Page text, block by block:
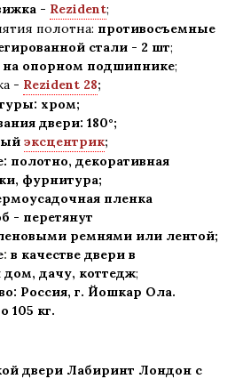
- Rezident;
полотна: противосъемные
стали - 2 шт;
на опорном подшипнике;
- Rezident 28;
хром;
двери: 180°;
эксцентрик;
полотно, декоративная
фурнитура;
пленка
- перетянут
ремнями или лентой;
: в качестве двери в
дом, дачу, коттедж;
Россия, г. Йошкар Ола.
105 кг.
двери Лабиринт Лондон с